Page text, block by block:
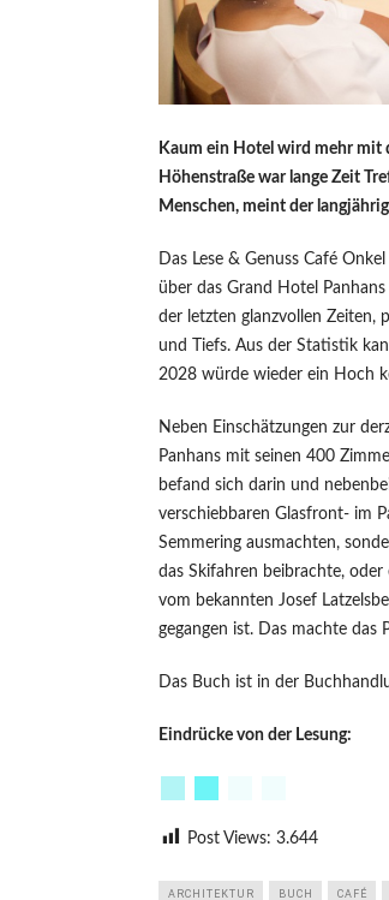
Kaum ein Hotel wird mehr mit
Höhenstraße war lange Zeit
Menschen, meint der
Das Lese & Genuss Café
über das Grand Hotel
der letzten glanzvollen Zeiten,
und Tiefs. Aus der Statistik
2028 würde wieder ein Hoch
Neben Einschätzungen zur
Panhans mit seinen 400
befand sich darin und
verschiebbaren Glasfront- im
Semmering ausmachten,
das Skifahren beibrachte,
vom bekannten Josef
gegangen ist. Das machte das
Das Buch ist in der
Eindrücke von der Lesung:
Post Views: 3.644
ARCHITEKTUR BUCH CAFÉ